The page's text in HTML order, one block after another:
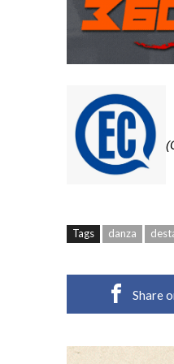
Tags danza
Share